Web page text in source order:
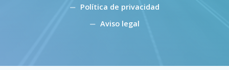
Política de privacidad
Aviso legal